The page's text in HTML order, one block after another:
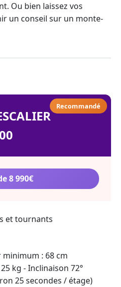
Ou bien laissez vos
un conseil sur un monte-
Recommandé
8 990€
et tournants
minimum : 68 cm
kg - Inclinaison 72°
25 secondes / étage)